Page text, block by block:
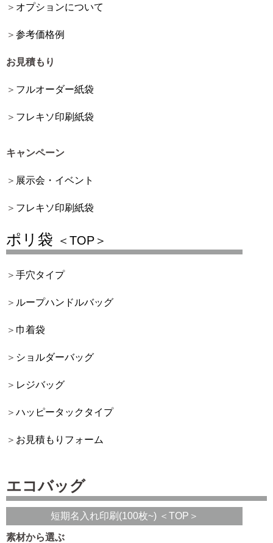
オプションについて
参考価格例
お見積もり
フルオーダー紙袋
フレキソ印刷紙袋
キャンペーン
展示会・イベント
フレキソ印刷紙袋
ポリ袋 ＜TOP＞
手穴タイプ
ループハンドルバッグ
巾着袋
ショルダーバッグ
レジバッグ
ハッピータックタイプ
お見積もりフォーム
エコバッグ
短期名入れ印刷(100枚~) ＜TOP＞
素材から選ぶ